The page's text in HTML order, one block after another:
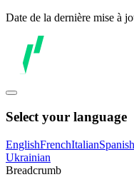
Date de la dernière mise à
Select your language
EnglishFrenchItalianSpanish
Ukrainian
Breadcrumb